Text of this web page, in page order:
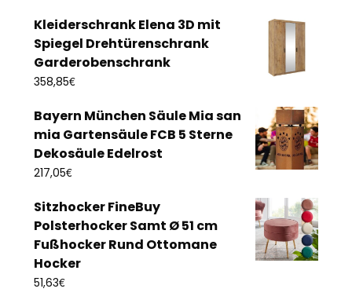
Kleiderschrank Elena 3D mit
Spiegel Drehtürenschrank
Garderobenschrank
358,85€
Bayern München Säule Mia san
mia Gartensäule FCB 5 Sterne
Dekosäule Edelrost
217,05€
Sitzhocker FineBuy
Polsterhocker Samt Ø 51 cm
Fußhocker Rund Ottomane
Hocker
51,63€